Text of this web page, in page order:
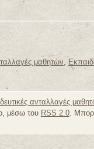
μαθητών
ανταλλαγές
μέσω του RSS 2.0.